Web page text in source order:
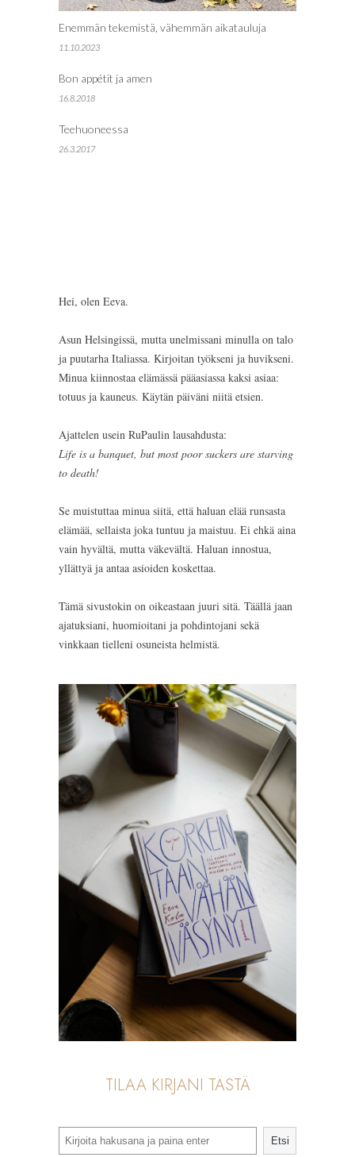
Enemmän tekemistä, vähemmän aikatauluja
11.10.2023
Bon appétit ja amen
16.8.2018
Teehuoneessa
26.3.2017
Hei, olen Eeva.
Asun Helsingissä, mutta unelmissani minulla on talo
ja puutarha Italiassa. Kirjoitan työkseni ja huvikseni.
Minua kiinnostaa elämässä pääasiassa kaksi asiaa:
totuus ja kauneus. Käytän päiväni niitä etsien.
Ajattelen usein RuPaulin lausahdusta:
Life is a banquet, but most poor suckers are starving
to death!
Se muistuttaa minua siitä, että haluan elää runsasta
elämää, sellaista joka tuntuu ja maistuu. Ei ehkä aina
vain hyvältä, mutta väkevältä. Haluan innostua,
yllättyä ja antaa asioiden koskettaa.
Tämä sivustokin on oikeastaan juuri sitä. Täällä jaan
ajatuksiani, huomioitani ja pohdintojani sekä
vinkkaan tielleni osuneista helmistä.
TILAA KIRJANI TÄSTÄ
Etsi